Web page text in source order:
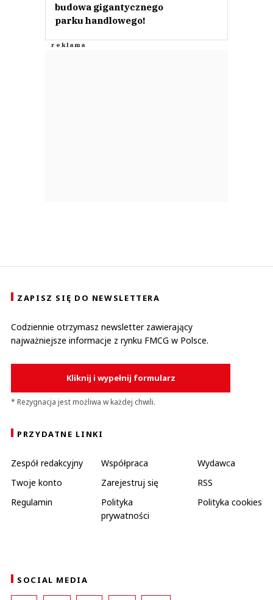
budowa gigantycznego
parku handlowego!
ZAPISZ SIĘ DO NEWSLETTERA
Codziennie otrzymasz newsletter zawierający
najważniejsze informacje z rynku FMCG w Polsce.
Kliknij i wypełnij formularz
* Rezygnacja jest możliwa w każdej chwili.
PRZYDATNE LINKI
Zespół redakcyjny Współpraca
Wydawca
Twoje konto
Zarejestruj się
RSS
Regulamin
Polityka
prywatności
Polityka cookies
SOCIAL MEDIA